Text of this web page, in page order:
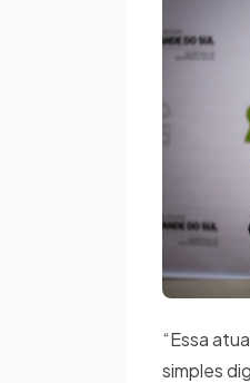
“Essa
simples